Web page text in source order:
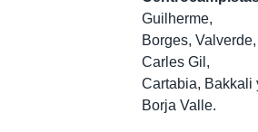
Guilherme,
Borges, Valverde,
Carles Gil,
Cartabia, Bakkali
Borja Valle.